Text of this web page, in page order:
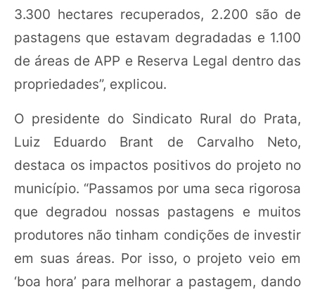
3.300 hectares recuperados, 2.200 são de
pastagens que estavam degradadas e 1.100
de áreas de APP e Reserva Legal dentro das
propriedades”, explicou.
O presidente do Sindicato Rural do Prata,
Luiz Eduardo Brant de Carvalho Neto,
destaca os impactos positivos do projeto no
município. “Passamos por uma seca rigorosa
que degradou nossas pastagens e muitos
produtores não tinham condições de investir
em suas áreas. Por isso, o projeto veio em
‘boa hora’ para melhorar a pastagem, dando